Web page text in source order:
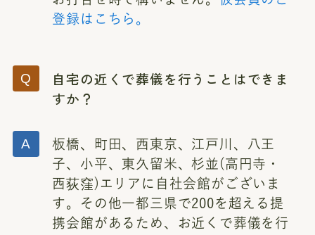
登録はこちら。
自宅の近くで葬儀を行うことはできま
すか？
板橋、町田、西東京、江戸川、八王
子、小平、東久留米、杉並(高円寺・
西荻窪)エリアに自社会館がございま
す。その他一都三県で200を超える提
携会館があるため、お近くで葬儀を行